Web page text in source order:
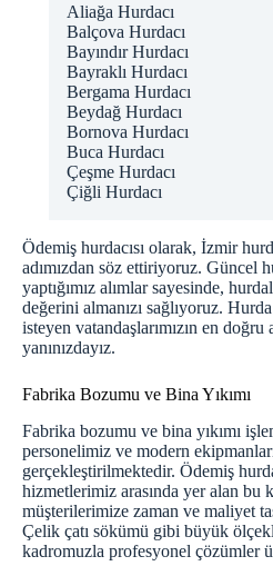
Aliağa Hurdacı
Balçova Hurdacı
Bayındır Hurdacı
Bayraklı Hurdacı
Bergama Hurdacı
Beydağ Hurdacı
Bornova Hurdacı
Buca Hurdacı
Çeşme Hurdacı
Çiğli Hurdacı
Ödemiş hurdacısı olarak, İzmir
adımızdan söz ettiriyoruz. Güncel
yaptığımız alımlar sayesinde,
değerini almanızı sağlıyoruz. Hurda
isteyen vatandaşlarımızın en doğru
yanınızdayız.
Fabrika Bozumu ve Bina Yıkımı
Fabrika bozumu ve bina yıkımı
personelimiz ve modern
gerçekleştirilmektedir. Ödemiş
hizmetlerimiz arasında yer alan bu
müşterilerimize zaman ve maliyet
Çelik çatı sökümü gibi büyük
kadromuzla profesyonel çözümler